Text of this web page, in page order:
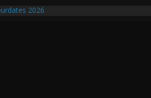
2026
kehrt im Sommer 2026 mit den Nightwish
die europäischen Bühnen
BREEZE 2026 u.a. mit Helloween, In Flames,
und Eisbrecher
mit Britta Görtz / Hiraes: An den Auftritt von
wohl auch noch auf meinem Sterbebett